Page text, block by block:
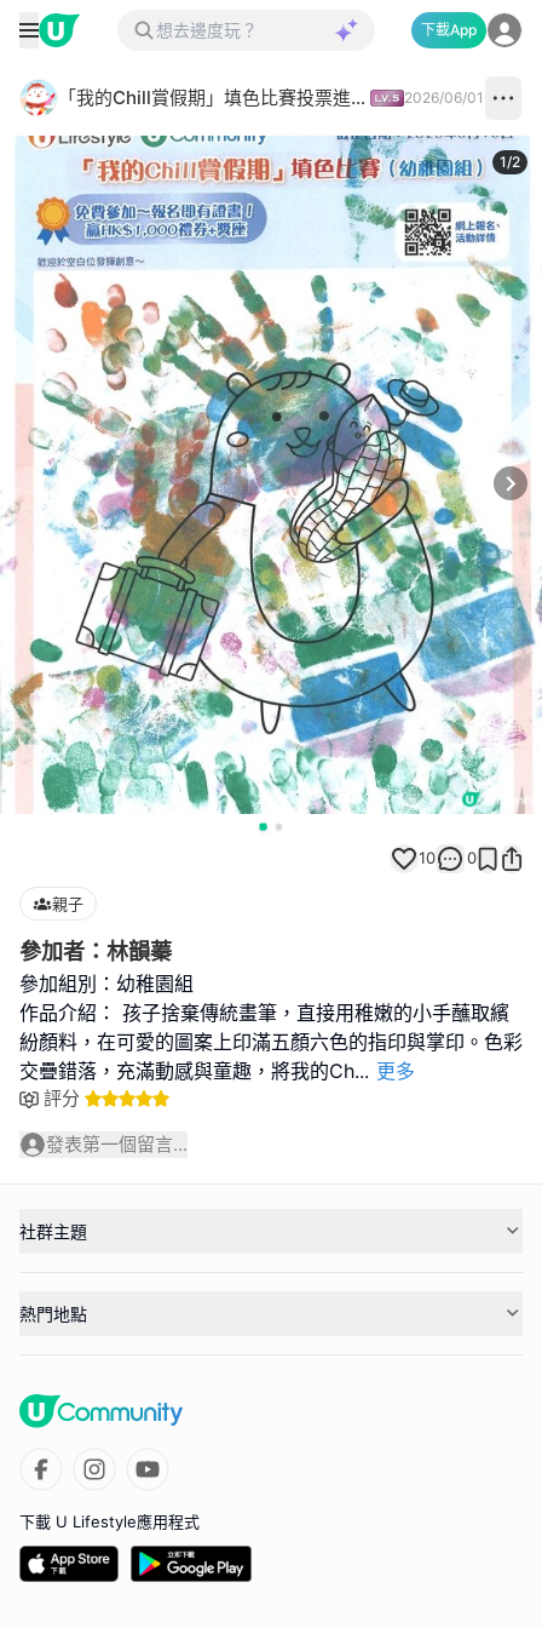
下載App
「我的Chill賞假期」填色比賽投票進行中✅ 2026/06/01
1/2
10 0
親子
參加者：林韻蓁
參加組別：幼稚園組
作品介紹： 孩子捨棄傳統畫筆，直接用稚嫩的小手蘸取繽
紛顏料，在可愛的圖案上印滿五顏六色的指印與掌印。色彩
交疊錯落，充滿動感與童趣，將我的Ch... 更多
評分
發表第一個留言...
社群主題
熱門地點
下載 U Lifestyle應用程式